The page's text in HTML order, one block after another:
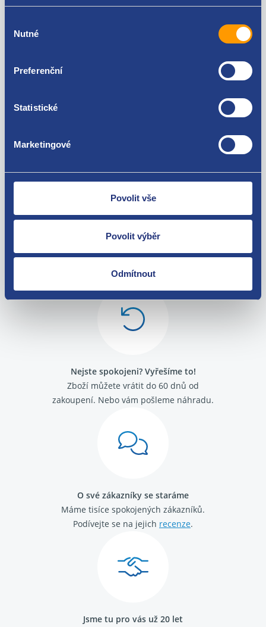
souhlasu
Nutné
Preferenční
Statistické
Marketingové
Povolit vše
Povolit výběr
Odmítnout
známky používání na vozidle
Hyundai I30 III 2017-
Za kvalitu ručíme!
Nejste spokojeni? Vyřešíme to!
Zboží můžete vrátit do 60 dnů od
zakoupení. Nebo vám pošleme náhradu.
O své zákazníky se staráme
Máme tisíce spokojených zákazníků.
Podívejte se na jejich recenze.
Jsme tu pro vás už 20 let